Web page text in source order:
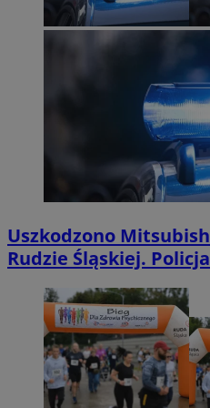
Uszkodzono
Rudzie Śląskiej.